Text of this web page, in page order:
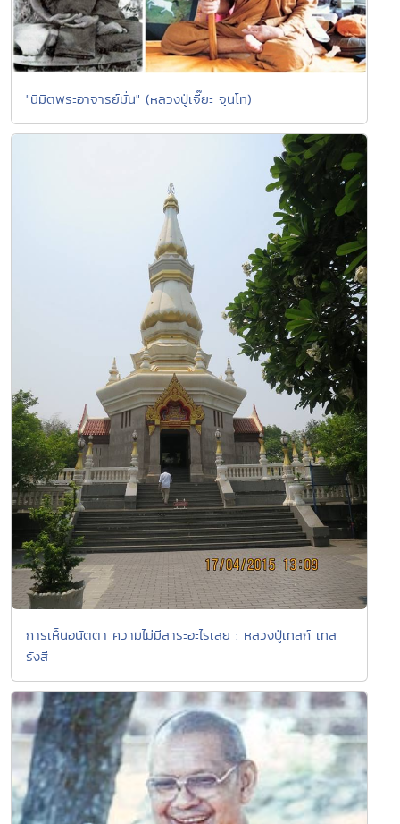
"นิมิตพระอาจารย์มั่น" (หลวงปู่เจี๊ยะ จุนโท)
การเห็นอนัตตา ความไม่มีสาระอะไรเลย : หลวงปู่เทสก์ เทส
รังสี